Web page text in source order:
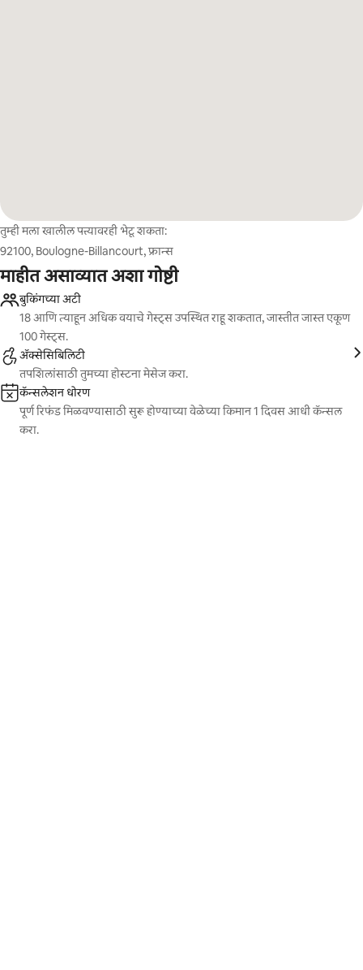
तुम्ही मला खालील पत्त्यावरही भेटू शकता:
92100, Boulogne-Billancourt, फ्रान्स
माहीत असाव्यात अशा गोष्टी
बुकिंगच्या अटी
18 आणि त्याहून अधिक वयाचे गेस्ट्स उपस्थित राहू शकतात, जास्तीत जास्त एकूण
100 गेस्ट्स.
ॲक्सेसिबिलिटी
तपशिलांसाठी तुमच्या होस्टना मेसेज करा.
कॅन्सलेशन धोरण
पूर्ण रिफंड मिळवण्यासाठी सुरू होण्याच्या वेळेच्या किमान 1 दिवस आधी कॅन्सल
करा.